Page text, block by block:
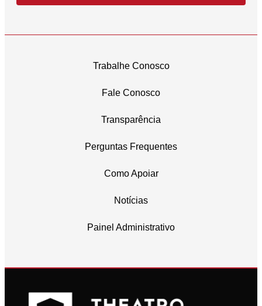
Trabalhe Conosco
Fale Conosco
Transparência
Perguntas Frequentes
Como Apoiar
Notícias
Painel Administrativo